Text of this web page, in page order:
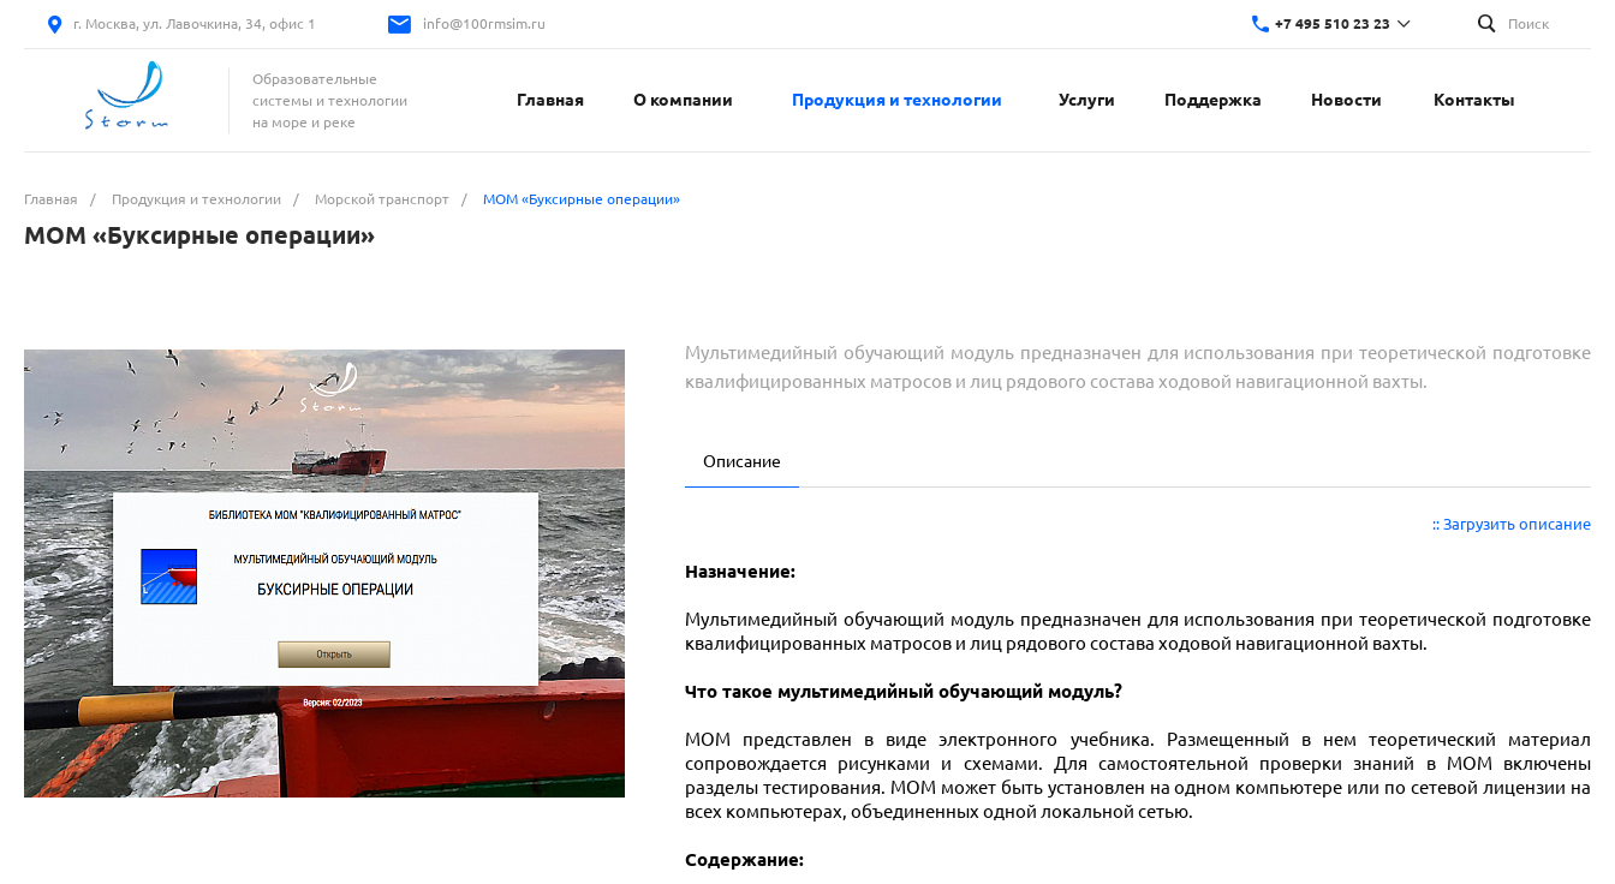
г. Москва, ул. Лавочкина, 34, офис 1 info@100rmsim.ru +7 495 510 23 23 Поиск
Образовательные
системы и технологии
на море и реке
Главная О компании Продукция и технологии Услуги Поддержка Новости Контакты
Главная / Продукция и технологии / Морской транспорт / МОМ «Буксирные операции»
МОМ «Буксирные операции»
Мультимедийный обучающий модуль предназначен для использования при теоретической подготовке
квалифицированных матросов и лиц рядового состава ходовой навигационной вахты.
Описание
:: Загрузить описание
Назначение:
Мультимедийный обучающий модуль предназначен для использования при теоретической подготовке
квалифицированных матросов и лиц рядового состава ходовой навигационной вахты.
Что такое мультимедийный обучающий модуль?
МОМ представлен в виде электронного учебника. Размещенный в нем теоретический материал
сопровождается рисунками и схемами. Для самостоятельной проверки знаний в МОМ включены
разделы тестирования. МОМ может быть установлен на одном компьютере или по сетевой лицензии на
всех компьютерах, объединенных одной локальной сетью.
Содержание: